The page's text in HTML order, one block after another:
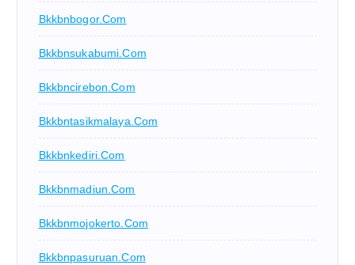
Bkkbnbogor.com
Bkkbnsukabumi.com
Bkkbncirebon.com
Bkkbntasikmalaya.com
Bkkbnkediri.com
Bkkbnmadiun.com
Bkkbnmojokerto.com
Bkkbnpasuruan.com